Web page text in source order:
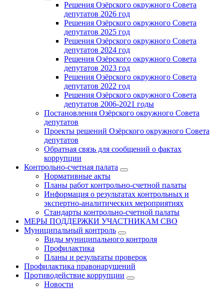
Решения Озёрского окружного Совета
депутатов 2026 год
Решения Озёрского окружного Совета
депутатов 2025 год
Решения Озёрского окружного Совета
депутатов 2024 год
Решения Озёрского окружного Совета
депутатов 2023 год
Решения Озёрского окружного Совета
депутатов 2022 год
Решения Озёрского окружного Совета
депутатов 2006-2021 годы
Постановления Озёрского окружного Совета
депутатов
Проекты решений Озёрского окружного Совета
депутатов
Обратная связь для сообщений о фактах
коррупции
Контрольно-счетная палата
Нормативные акты
Планы работ контрольно-счетной палаты
Информация о результатах контрольных и
экспертно-аналитических мероприятиях
Стандарты контрольно-счетной палаты
МЕРЫ ПОДДЕРЖКИ УЧАСТНИКАМ СВО
Муниципальный контроль
Виды муниципального контроля
Профилактика
Планы и результаты проверок
Профилактика правонарушений
Противодействие коррупции
Новости